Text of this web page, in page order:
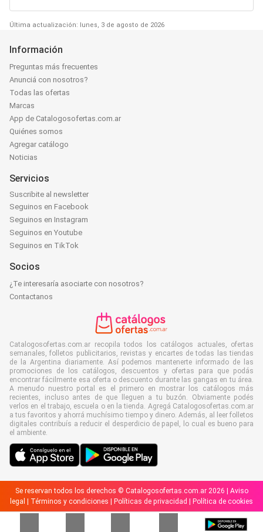
Última actualización: lunes, 3 de agosto de 2026
Información
Preguntas más frecuentes
Anunciá con nosotros?
Todas las ofertas
Marcas
App de Catalogosofertas.com.ar
Quiénes somos
Agregar catálogo
Noticias
Servicios
Suscribite al newsletter
Seguinos en Facebook
Seguinos en Instagram
Seguinos en Youtube
Seguinos en TikTok
Socios
¿Te interesaría asociarte con nosotros?
Contactanos
Catalogosofertas.com.ar recopila todos los catálogos actuales, ofertas
semanales, folletos publicitarios, revistas y encartes de todas las tiendas
de la Argentina diariamente. Así podemos mantenerte informado de las
promociones de los catálogos, descuentos y ofertas para que podás
encontrar fácilmente esa oferta o descuento durante las gangas en tu área.
A menudo nuestro portal es el primero en mostrar los catálogos más
recientes, incluso antes de que lleguen a tu buzón. Obviamente podés
verlos en el trabajo, escuela o en la tienda. Agregá Catalogosofertas.com.ar
a tus favoritos y ahorrá muchísimo tiempo y dinero. Además, al leer folletos
digitales contribuís a reducir el desperdicio de papel, lo cual es bueno para
el ambiente.
Se reservan todos los derechos © Catalogosofertas.com.ar 2026 | Aviso
legal
Términos y condiciones Políticas de privacidad Política de cookies